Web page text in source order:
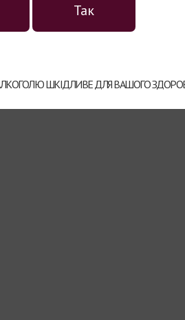
Так
ШКІДЛИВЕ ДЛЯ ВАШОГО